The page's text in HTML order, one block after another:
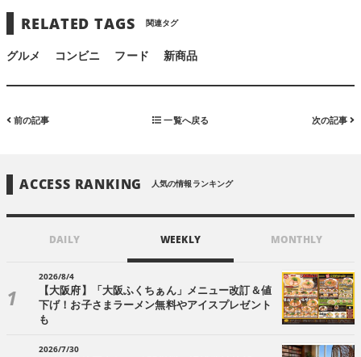
RELATED TAGS 関連タグ
グルメ コンビニ フード 新商品
前の記事 一覧へ戻る 次の記事
ACCESS RANKING 人気の情報ランキング
DAILY WEEKLY MONTHLY
2026/8/4
【大阪府】「大阪ふくちぁん」メニュー改訂＆値
下げ！お子さまラーメン無料やアイスプレゼント
も
2026/7/30